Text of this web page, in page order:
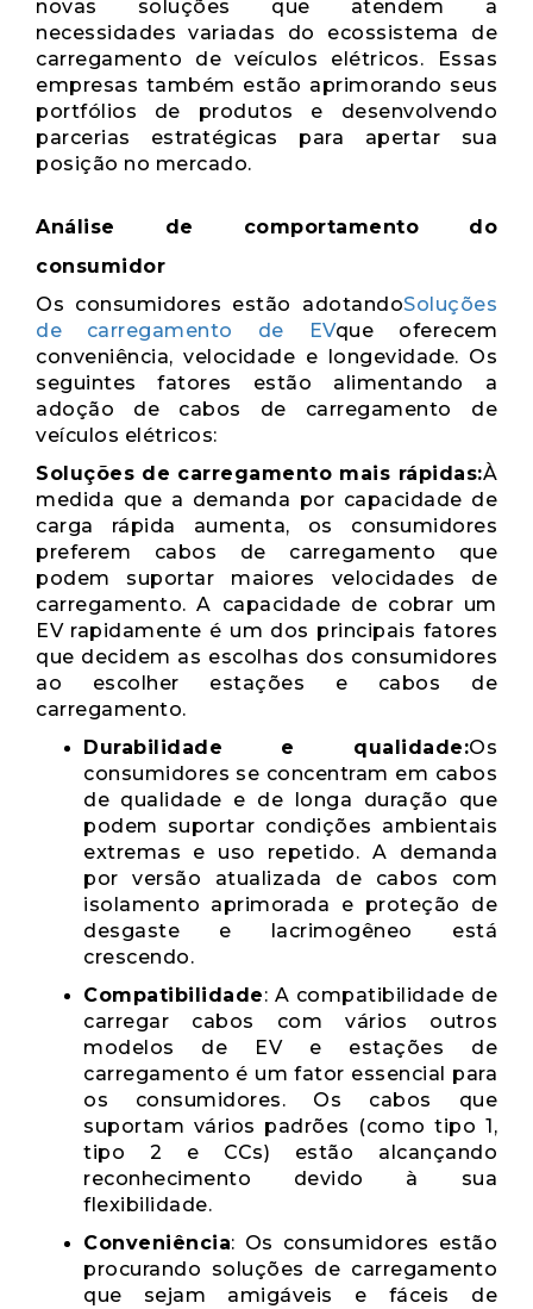
novas soluções que atendem a
necessidades variadas do ecossistema de
carregamento de veículos elétricos. Essas
empresas também estão aprimorando seus
portfólios de produtos e desenvolvendo
parcerias estratégicas para apertar sua
posição no mercado.
Análise de comportamento do
consumidor
Os consumidores estão adotandoSoluções
de carregamento de EVque oferecem
conveniência, velocidade e longevidade. Os
seguintes fatores estão alimentando a
adoção de cabos de carregamento de
veículos elétricos:
Soluções de carregamento mais rápidas:À
medida que a demanda por capacidade de
carga rápida aumenta, os consumidores
preferem cabos de carregamento que
podem suportar maiores velocidades de
carregamento. A capacidade de cobrar um
EV rapidamente é um dos principais fatores
que decidem as escolhas dos consumidores
ao escolher estações e cabos de
carregamento.
Durabilidade e qualidade:Os
consumidores se concentram em cabos
de qualidade e de longa duração que
podem suportar condições ambientais
extremas e uso repetido. A demanda
por versão atualizada de cabos com
isolamento aprimorada e proteção de
desgaste e lacrimogêneo está
crescendo.
Compatibilidade: A compatibilidade de
carregar cabos com vários outros
modelos de EV e estações de
carregamento é um fator essencial para
os consumidores. Os cabos que
suportam vários padrões (como tipo 1,
tipo 2 e CCs) estão alcançando
reconhecimento devido à sua
flexibilidade.
Conveniência: Os consumidores estão
procurando soluções de carregamento
que sejam amigáveis ​​e fáceis de